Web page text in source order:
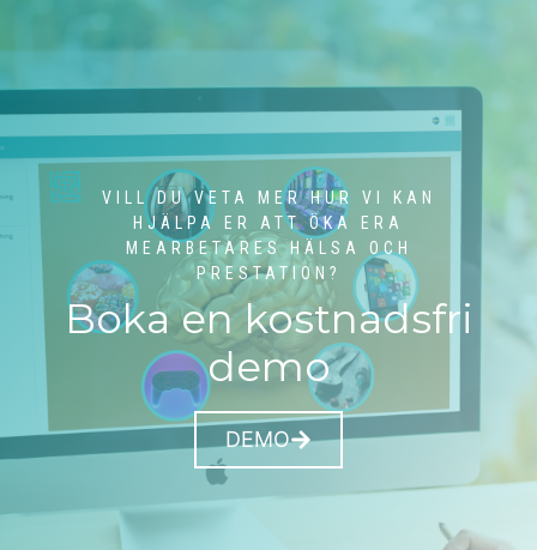
VILL DU VETA MER HUR VI KAN
HJÄLPA ER ATT ÖKA ERA
MEARBETARES HÄLSA OCH
PRESTATION?
Boka en kostnadsfri
demo
DEMO